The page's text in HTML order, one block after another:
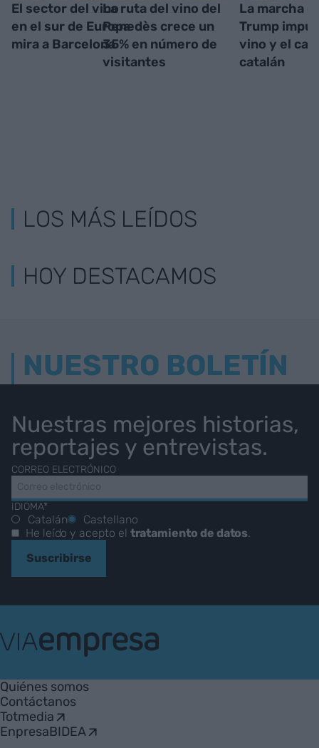
El sector del vino
en el sur de Europa
mira a Barcelona
La ruta del vino del
Penedès crece un
35% en número de
visitantes
La marcha
Trump
vino y el
catalán
LOS MÁS LEÍDOS
HOY DESTACAMOS
NUESTRO BOLETÍN
Nuestras mejores historias,
reportajes y entrevistas.
CORREO ELECTRÓNICO
IDIOMA*
Catalán
Castellano
He leído y acepto el tratamiento de datos.
Suscribirse
Empresa
Quiénes somos
Contáctanos
Totmedia
EnpresaBIDEA